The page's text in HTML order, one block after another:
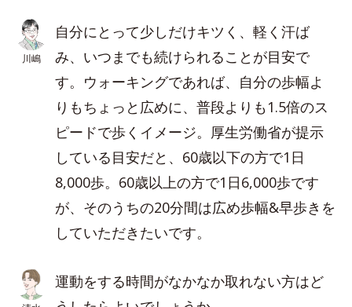
川嶋
自分にとって少しだけキツく、軽く汗ば
み、いつまでも続けられることが目安で
す。ウォーキングであれば、自分の歩幅よ
りもちょっと広めに、普段よりも1.5倍のス
ピードで歩くイメージ。厚生労働省が提示
している目安だと、60歳以下の方で1日
8,000歩。60歳以上の方で1日6,000歩です
が、そのうちの20分間は広め歩幅&早歩きを
していただきたいです。
運動をする時間がなかなか取れない方はど